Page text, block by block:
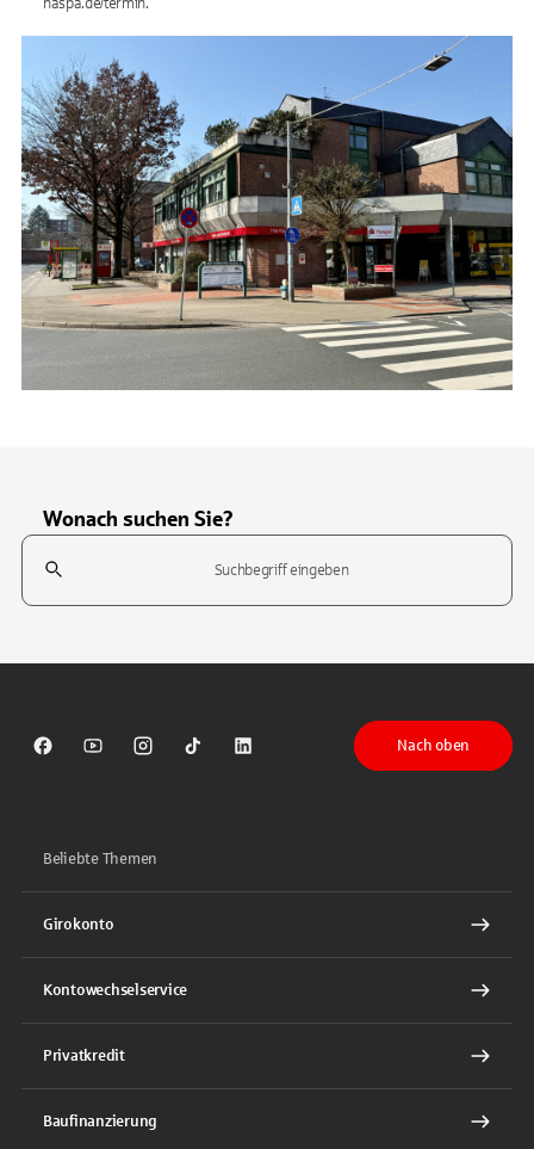
haspa.de/termin.
Wonach suchen Sie?
Suchfeld
Sparkasse auf Facebook
Sparkasse auf Youtube
Sparkasse auf Instagram
Sparkasse auf TikTok
Sparkasse auf LinkedIn
Nach oben
Beliebte Themen
Girokonto
Kontowechselservice
Privatkredit
Baufinanzierung